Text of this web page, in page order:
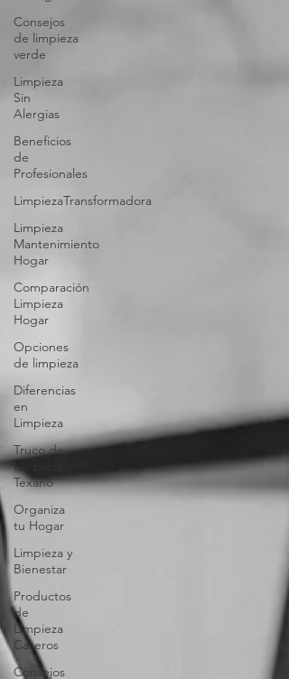
Consejos
de limpieza
verde
Limpieza
Sin
Alergias
Beneficios
de
Profesionales
LimpiezaTransformadora
Limpieza
Mantenimiento
Hogar
Comparación
Limpieza
Hogar
Opciones
de limpieza
Diferencias
en
Limpieza
Truco de
Limpieza
Texano
Organiza
tu Hogar
Limpieza y
Bienestar
Productos
de
Limpieza
Caseros
Consejos